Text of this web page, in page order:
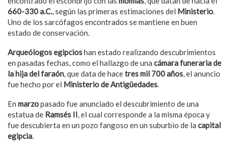
660-330 a.C., según las primeras estimaciones del Ministerio.
Uno de los sarcófagos encontrados se mantiene en buen
estado de conservación.
Arqueólogos egipcioshan estado realizando descubrimientos
en pasadas fechas, como el hallazgo de una cámara funeraria de
la hija del faraón, que data de hacetres mil 700 años, el anuncio
fue hecho por el Ministerio de Antigüedades.
En marzopasado fue anunciado el descubrimiento de una
estatua de Ramsés II, el cual corresponde a la misma época y
fue descubierta en un pozo fangoso en un suburbio de la capital
egipcia.